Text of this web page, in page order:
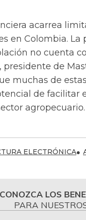
acarrea
en Colombia.
no cuenta
presidente de
muchas de
de facilitar
agropecuario.
ELECTRÓNICA
CONOZCA LOS
PARA